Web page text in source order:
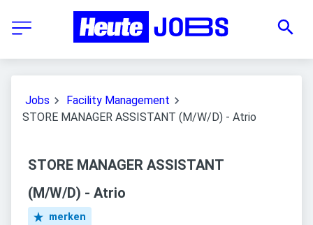
Jobs
Facility Management
STORE MANAGER ASSISTANT (M/W/D) - Atrio
STORE MANAGER ASSISTANT
(M/W/D) - Atrio
merken